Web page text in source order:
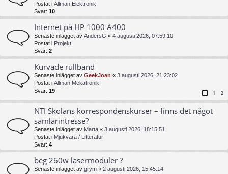
Postat i Allmän Elektronik
Svar: 10
Internet på HP 1000 A400
Senaste inlägget av AndersG « 4 augusti 2026, 07:59:10
Postat i Projekt
Svar: 2
Kurvade rullband
Senaste inlägget av GeekJoan « 3 augusti 2026, 21:23:02
Postat i Allmän Mekatronik
Svar: 19 1 2
NTI Skolans korrespondenskurser – finns det något
samlarintresse?
Senaste inlägget av Marta « 3 augusti 2026, 18:15:51
Postat i Mjukvara / Litteratur
Svar: 4
beg 260w lasermoduler ?
Senaste inlägget av grym « 2 augusti 2026, 15:45:14